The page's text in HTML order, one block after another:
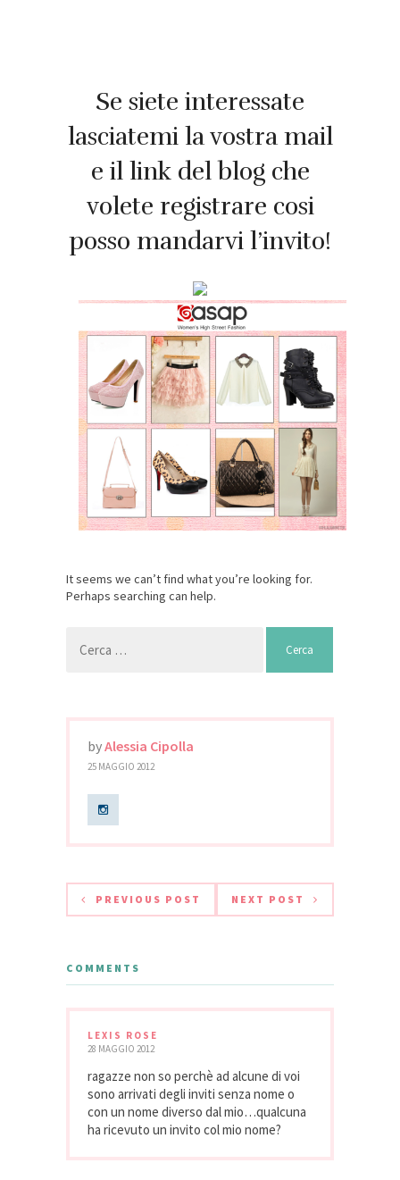
Se siete interessate
lasciatemi la vostra mail
e il link del blog che
volete registrare cosi
posso mandarvi l’invito!
It seems we can’t find what you’re looking for.
Perhaps searching can help.
per:
byAlessia Cipolla
25 MAGGIO 2012
PREVIOUS POST NEXT POST
COMMENTS
LEXIS ROSE
28 MAGGIO 2012
ragazze non so perchè ad alcune di voi
sono arrivati degli inviti senza nome o
con un nome diverso dal mio…qualcuna
ha ricevuto un invito col mio nome?